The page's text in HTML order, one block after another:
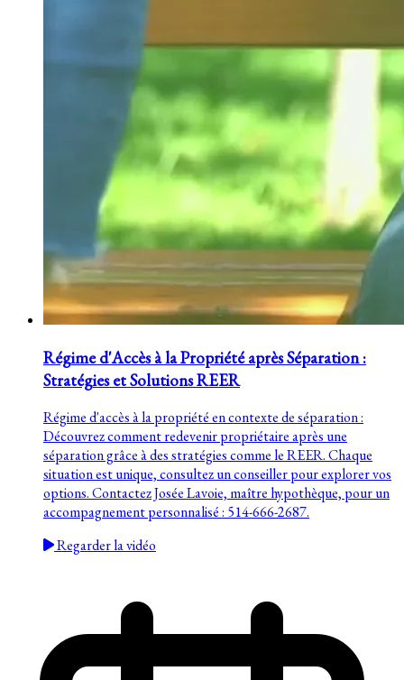
Régime d'Accès à la Propriété après Séparation :
Stratégies et Solutions REER
Régime d'accès à la propriété en contexte de séparation :
Découvrez comment redevenir propriétaire après une
séparation grâce à des stratégies comme le REER. Chaque
situation est unique, consultez un conseiller pour explorer vos
options. Contactez Josée Lavoie, maître hypothèque, pour un
accompagnement personnalisé : 514-666-2687.
Regarder la vidéo